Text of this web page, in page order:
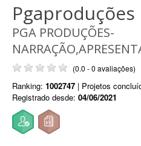
Pgaproduções
PGA PRODUÇÕES-
(0.0 - 0 avaliações)
Ranking: 1002747 | Projetos
Registrado desde: 04/06/2021